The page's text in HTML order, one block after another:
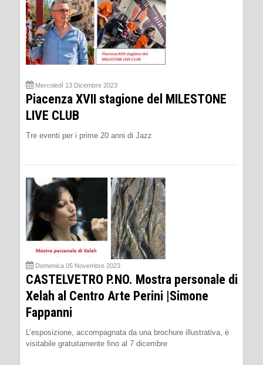
Mercoledì 13 Dicembre 2023
Piacenza XVII stagione del MILESTONE
LIVE CLUB
Tre eventi per i prime 20 anni di Jazz
Domenica 05 Novembre 2023
CASTELVETRO P.NO. Mostra personale di
Xelah al Centro Arte Perini |Simone
Fappanni
L’esposizione, accompagnata da una brochure illustrativa, è
visitabile gratuitamente fino al 7 dicembre